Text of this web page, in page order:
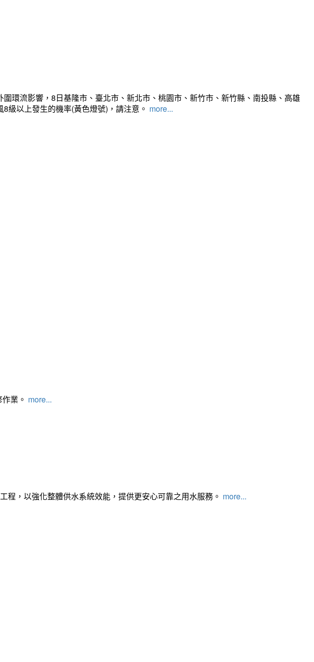
環流影響，8日基隆市、臺北市、新北市、桃園市、新竹市、新竹縣、南投縣、高雄
級以上發生的機率(黃色燈號)，請注意。 more...
業。 more...
，以強化整體供水系統效能，提供更安心可靠之用水服務。 more...